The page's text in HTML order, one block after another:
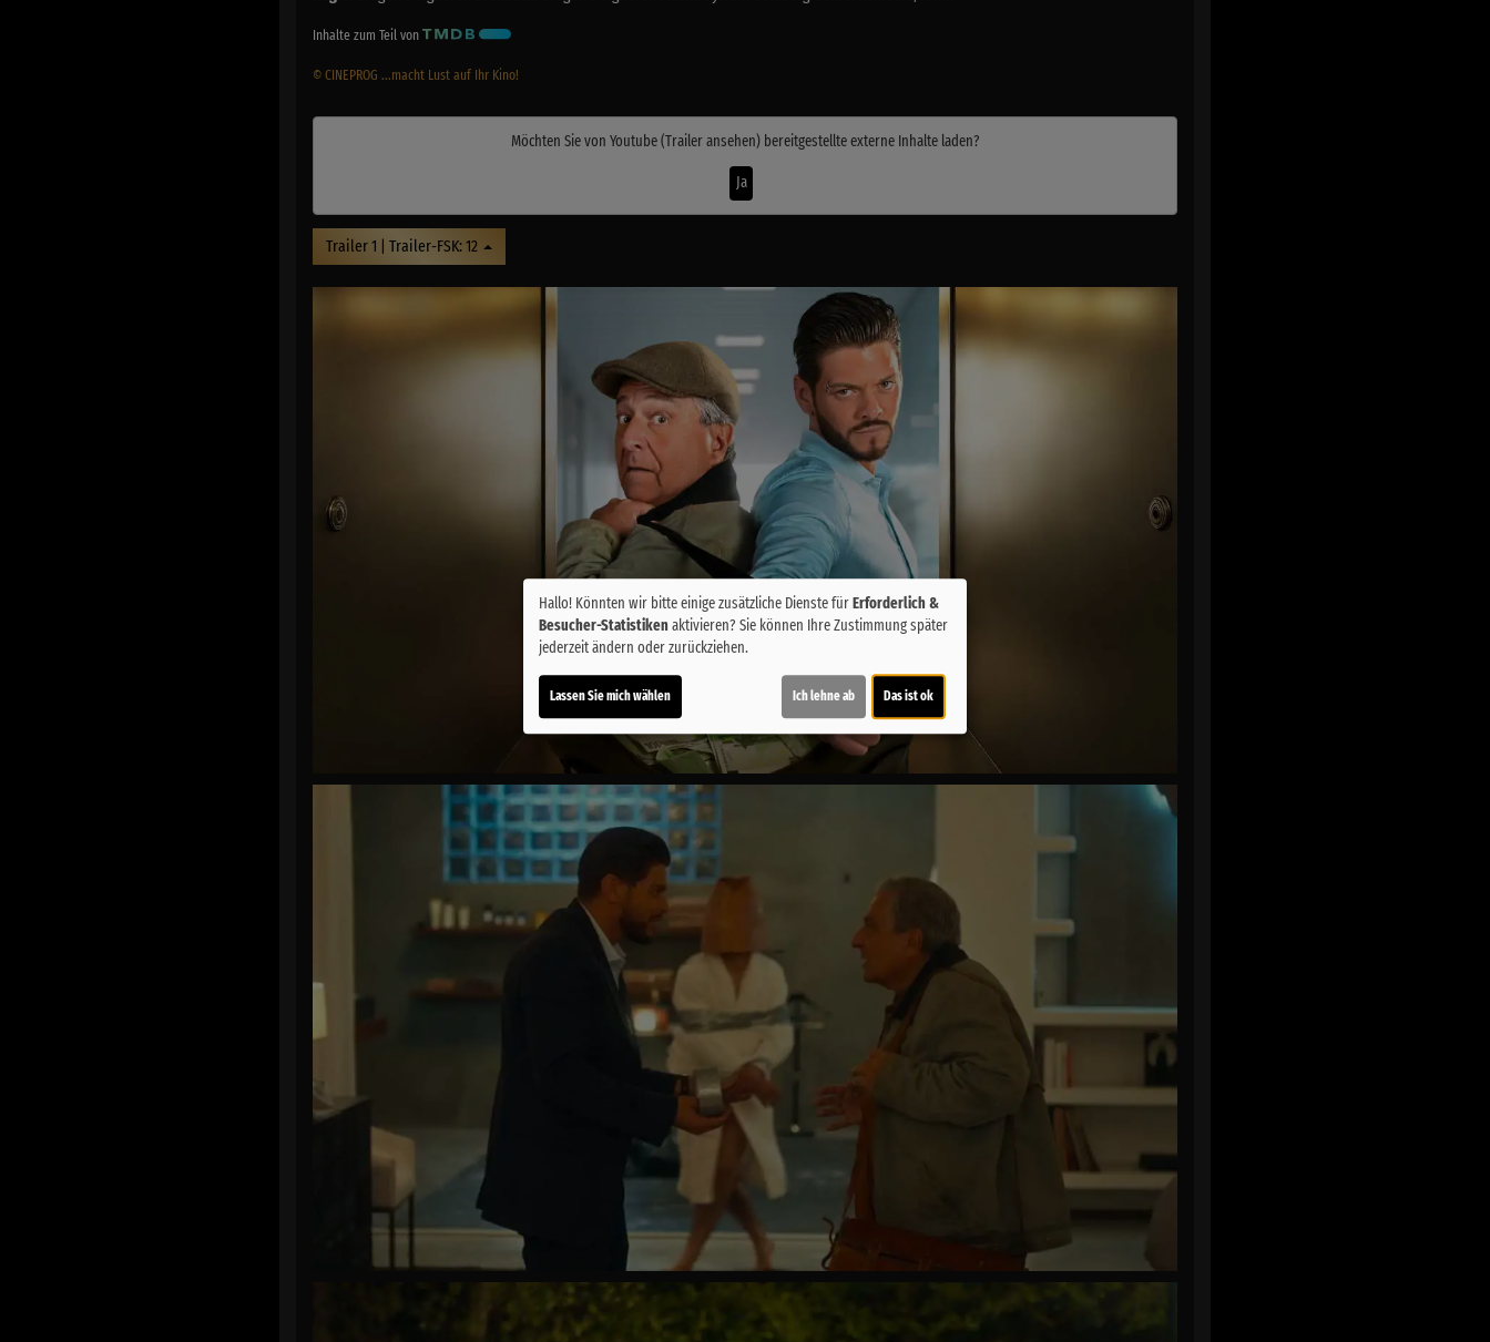
Inhalte zum Teil von
© CINEPROG ...macht Lust auf Ihr Kino!
Möchten Sie von Youtube (Trailer ansehen)bereitgestellte externe Inhalte laden?
Ja
Trailer 1 | Trailer-FSK: 12
Hallo! Könnten wir bitte einige zusätzliche Dienste fürErforderlich &
Besucher-Statistikenaktivieren? Sie können Ihre Zustimmung später
jederzeit ändern oder zurückziehen.
Lassen Sie mich wählen Ich lehne ab Das ist ok